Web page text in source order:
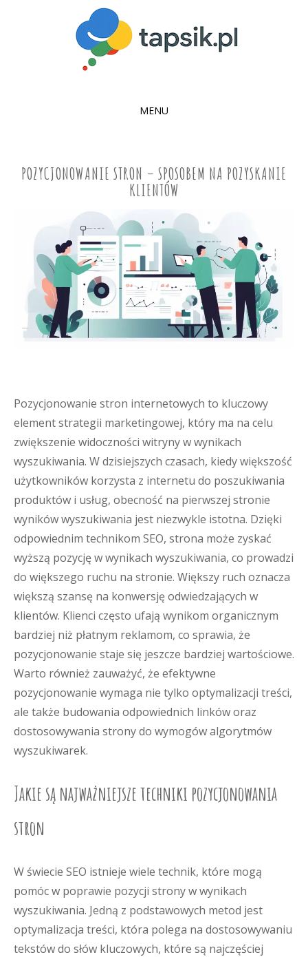
MENU
CONTENT
POZYCJONOWANIE STRON – SPOSOBEM NA POZYSKANIE
KLIENTÓW
Pozycjonowanie stron internetowych to kluczowy
element strategii marketingowej, który ma na celu
zwiększenie widoczności witryny w wynikach
wyszukiwania. W dzisiejszych czasach, kiedy większość
użytkowników korzysta z internetu do poszukiwania
produktów i usług, obecność na pierwszej stronie
wyników wyszukiwania jest niezwykle istotna. Dzięki
odpowiednim technikom SEO, strona może zyskać
wyższą pozycję w wynikach wyszukiwania, co prowadzi
do większego ruchu na stronie. Większy ruch oznacza
większą szansę na konwersję odwiedzających w
klientów. Klienci często ufają wynikom organicznym
bardziej niż płatnym reklamom, co sprawia, że
pozycjonowanie staje się jeszcze bardziej wartościowe.
Warto również zauważyć, że efektywne
pozycjonowanie wymaga nie tylko optymalizacji treści,
ale także budowania odpowiednich linków oraz
dostosowywania strony do wymogów algorytmów
wyszukiwarek.
Jakie są najważniejsze techniki pozycjonowania
stron
W świecie SEO istnieje wiele technik, które mogą
pomóc w poprawie pozycji strony w wynikach
wyszukiwania. Jedną z podstawowych metod jest
optymalizacja treści, która polega na dostosowywaniu
tekstów do słów kluczowych, które są najczęściej